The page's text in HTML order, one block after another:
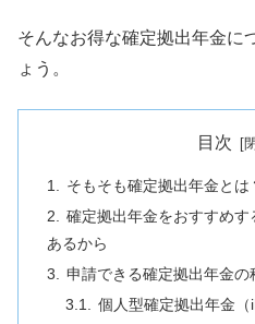
そんなお得な確定拠出年金に
ょう。
目次
そもそも確定拠出年金とは
確定拠出年金をおすすめ
あるから
申請できる確定拠出年金の
個人型確定拠出年金（